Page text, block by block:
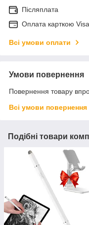
Післяплата
Оплата карткою
Всі умови оплати
Умови повернення
Повернення товару
Всі умови повернення
Подібні товари